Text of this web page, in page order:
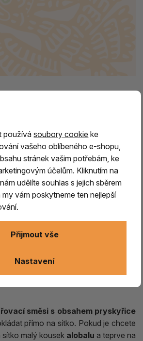
pícka z mastku se sítkem
pícka z mastkuje určena pro
bylin, dřev, květů a dalších
. Součástí pícky jekovové
pokládá. Teplo zčajové
sítkem zajišťuje pozvolné zahřívání,
uvolňuje přirozeně a bez přímého
agarového dřeva (orlářky),
směsi s obsahem pryskyřice
přímo na sítko. Pokud je chcete
malý kousek alobalu a teprve na
používásoubory cookie ke
vašeho oblíbeného e-shopu,
stránek vašim potřebám, ke
účelům. Kliknutím na
udělíte souhlas s jejich sběrem
vám poskytneme ten nejlepší
Nastavení
Přijmout vše